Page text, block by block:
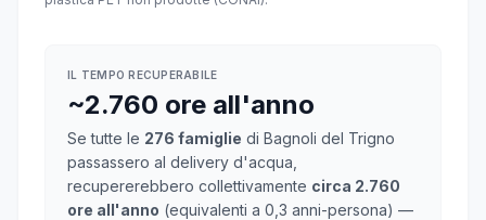
IL TEMPO RECUPERABILE
~2.760 ore all'anno
Se tutte le 276 famiglie di Bagnoli del Trigno
passassero al delivery d'acqua,
recupererebbero collettivamente circa 2.760
ore all'anno (equivalenti a 0,3 anni-persona) —